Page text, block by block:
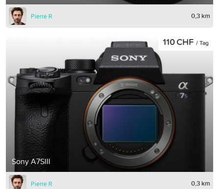
Pierre R 0,3 km
Sony A7SIII
110 CHF / Tag
Pierre R 0,3 km